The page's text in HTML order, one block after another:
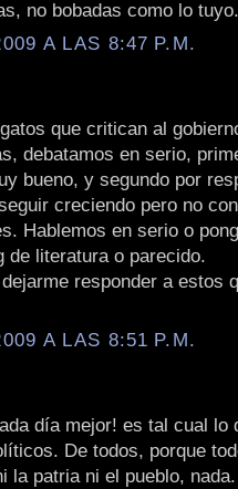
no bobadas como lo tuyo.
A LAS 8:47 P.M.
que critican al
debatamos en serio,
bueno, y segundo por
creciendo pero no
Hablemos en serio o
de literatura o parecido.
responder a estos
A LAS 8:51 P.M.
día mejor! es tal cual lo
De todos, porque
la patria ni el pueblo,